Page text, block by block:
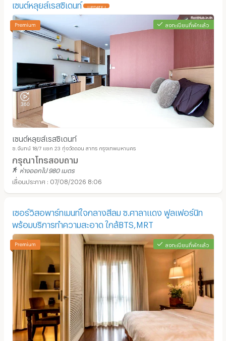
เซนต์หลุยส์เรสซิเดนท์ UPDATE !
ลงทะเบียนที่พักแล้ว
เซนต์หลุยส์เรสซิเดนท์
ซ.จันทน์ 18/7 แยก 23 ทุ่งวัดดอน สาทร กรุงเทพมหานคร
กรุณาโทรสอบถาม
ห่างออกไป 980 เมตร
07/08/2026 8:06
เซอร์วิสอพาร์ทเมนท์ใจกลางสีลม ซ.ศาลาแดง ฟูลเฟอร์นิท
พร้อมบริการทำความสะอาด ใกล้BTS,MRT
ลงทะเบียนที่พักแล้ว